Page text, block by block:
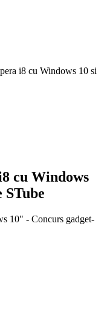
i8 cu Windows 10 si
cu Windows
STube
10" - Concurs gadget-